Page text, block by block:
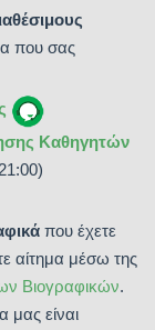
που σας
Καθηγητών
που έχετε
αίτημα μέσω της
Βιογραφικών.
μας είναι